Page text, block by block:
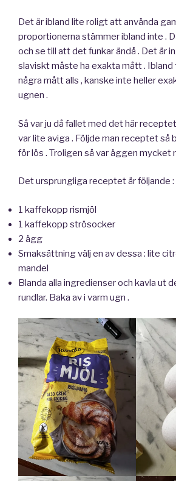
Det är ibland lite roligt att använda
proportionerna stämmer ibland inte .
och se till att det funkar ändå . Det är
slaviskt måste ha exakta mått . Ibland
några mått alls , kanske inte heller
ugnen .
Så var ju då fallet med det här
var lite aviga . Följde man receptet så
för lös . Troligen så var äggen mycket
Det ursprungliga receptet är följande :
1 kaffekopp rismjöl
1 kaffekopp strösocker
2 ägg
Smaksättning välj en av dessa : lite
mandel
Blanda alla ingredienser och kavla ut
rundlar. Baka av i varm ugn .